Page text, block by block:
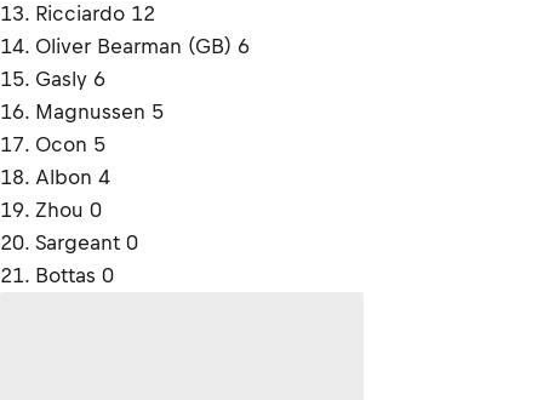
13. Ricciardo 12
14. Oliver Bearman (GB) 6
15. Gasly 6
16. Magnussen 5
17. Ocon 5
18. Albon 4
19. Zhou 0
20. Sargeant 0
21. Bottas 0